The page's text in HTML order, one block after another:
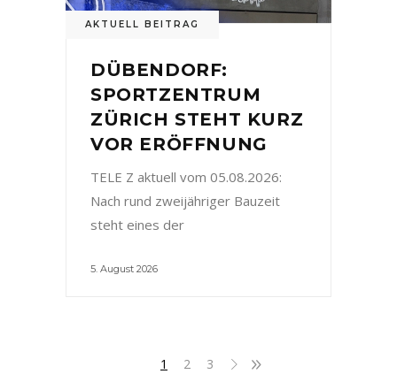
AKTUELL BEITRAG
DÜBENDORF:
SPORTZENTRUM
ZÜRICH STEHT KURZ
VOR ERÖFFNUNG
TELE Z aktuell vom 05.08.2026:
Nach rund zweijähriger Bauzeit
steht eines der
5. August 2026
1 2 3